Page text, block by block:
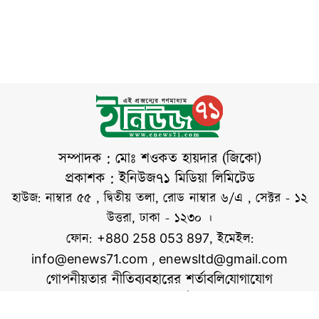
(২৭ জুলাই) বেলা
পৌনে ১১টার দিকে
আন্তর্জাতিক অপরাধ
ট্রাইব্যুনালের
রেজিস্ট্রারের কাছে
অভিযোগপত্র জমা দেন
প্রসিকিউটর জহিরুল
আমিন। এ সময়
প্রসিকিউটর মার্জিনা
রায়হান তার সঙ্গে
সম্পাদক : মোঃ শওকত হায়দার (জিকো)
প্রকাশক : ইনিউজ৭১ মিডিয়া লিমিটেড
হাউজ: নাম্বার ৫৫ , দ্বিতীয় তলা, রোড নাম্বার ৬/এ , সেক্টর - ১২
উত্তরা, ঢাকা - ১২৩০ ।
ফোন: +880 258 053 897, ইমেইল:
info@enews71.com , enewsltd@gmail.com
গোপনীয়তার নীতিব্যবহারের শর্তাবলিযোগাযোগ